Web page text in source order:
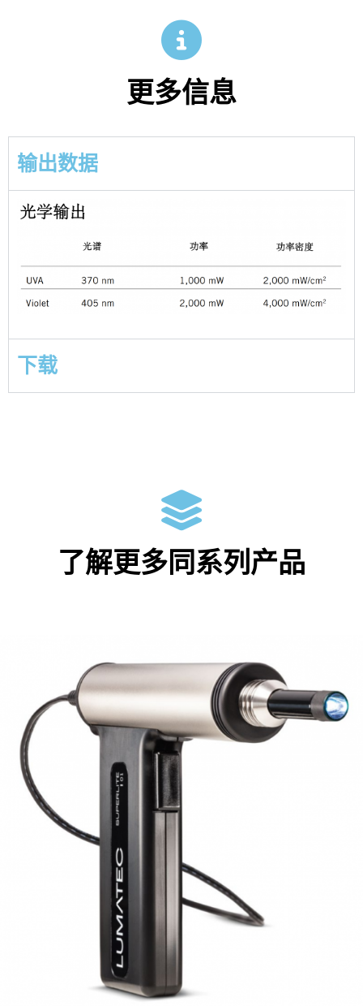
更多信息
输出数据
下载
了解更多同系列产品